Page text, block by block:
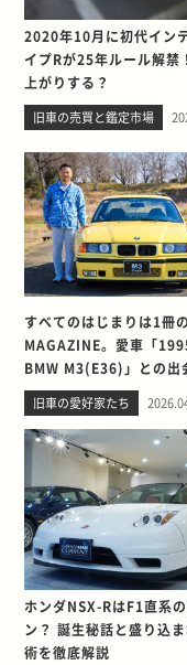
2020年10月に初代イン
イプRが25年ルール解禁
上がりする？
旧車の売買と鑑定市場
すべてのはじまりは1冊
MAGAZINE。愛車「
BMW M3(E36)」との出
して別れを考える
旧車の愛好家たち
ホンダNSX-RはF1直系
ン？ 誕生秘話と盛り込
術を徹底解説